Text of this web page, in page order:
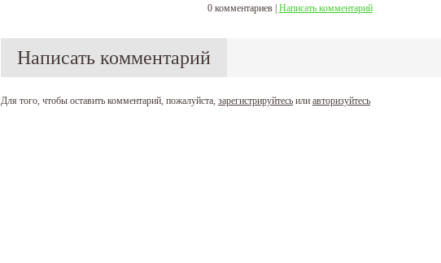
0 комментариев | Написать комментарий
Написать комментарий
Для того, чтобы оставить комментарий, пожалуйста, зарегистрируйтесь или авторизуйтесь